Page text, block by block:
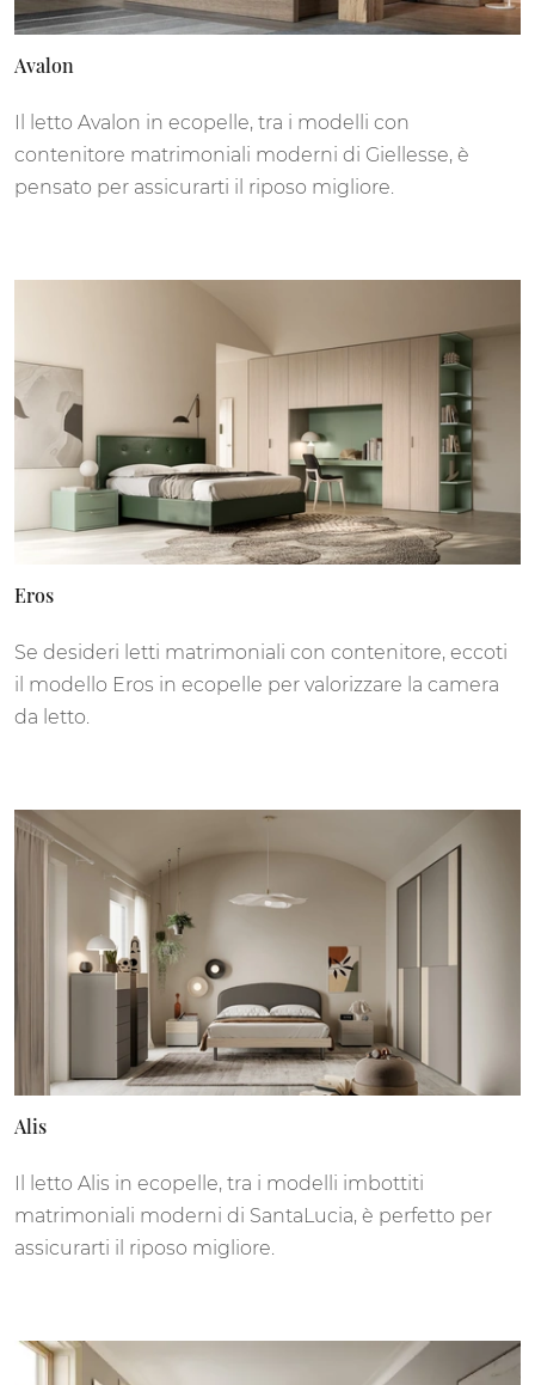
Avalon
Il letto Avalon in ecopelle, tra i modelli con
contenitore matrimoniali moderni di Giellesse, è
pensato per assicurarti il riposo migliore.
Eros
Se desideri letti matrimoniali con contenitore, eccoti
il modello Eros in ecopelle per valorizzare la camera
da letto.
Alis
Il letto Alis in ecopelle, tra i modelli imbottiti
matrimoniali moderni di SantaLucia, è perfetto per
assicurarti il riposo migliore.